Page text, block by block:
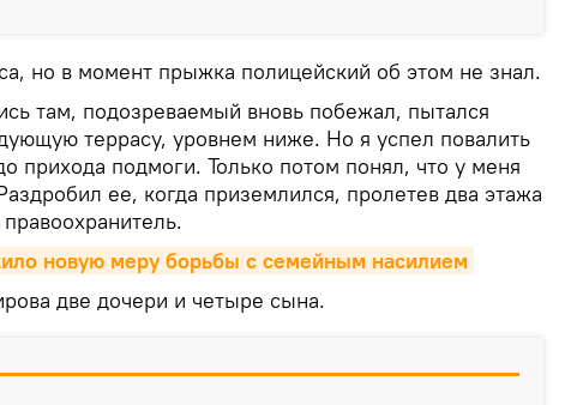
но в момент прыжка полицейский об этом не знал.
там, подозреваемый вновь побежал, пытался
террасу, уровнем ниже. Но я успел повалить
прихода подмоги. Только потом понял, что у меня
ее, когда приземлился, пролетев два этажа
новую меру борьбы с семейным насилием
две дочери и четыре сына.